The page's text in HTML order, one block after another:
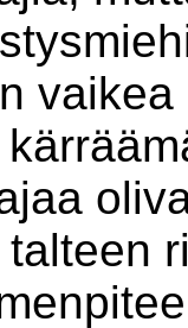
vaikea